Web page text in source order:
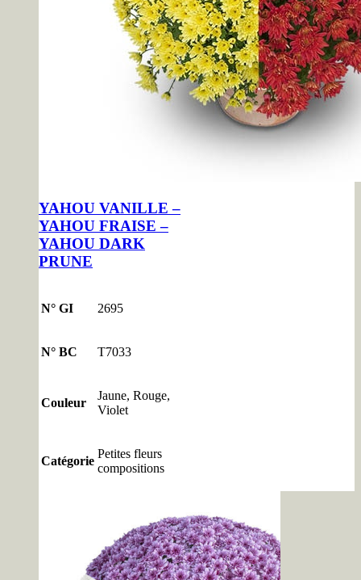
YAHOU VANILLE –
YAHOU FRAISE –
YAHOU DARK
PRUNE
N° GI 2695
N° BC T7033
Couleur
Jaune, Rouge,
Violet
Catégorie
Petites fleurs
compositions